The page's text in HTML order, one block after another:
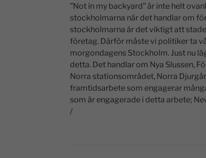
”Not in my backyard” är inte helt
stockholmarna när det handlar om
stockholmarna är det viktigt att
företag. Därför måste vi politiker ta
morgondagens Stockholm. Just nu
detta. Det handlar om Nya Slussen,
Norra stationsområdet, Norra
framtidsarbete som engagerar
som är engagerade i detta arbete;
/